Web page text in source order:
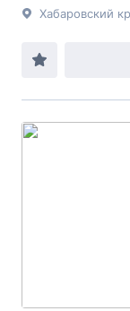
Хабаровский